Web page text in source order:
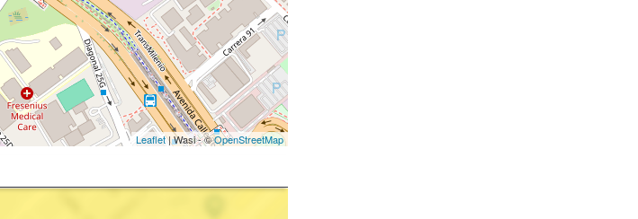
Leaflet| Wasi - ©OpenStreetMap